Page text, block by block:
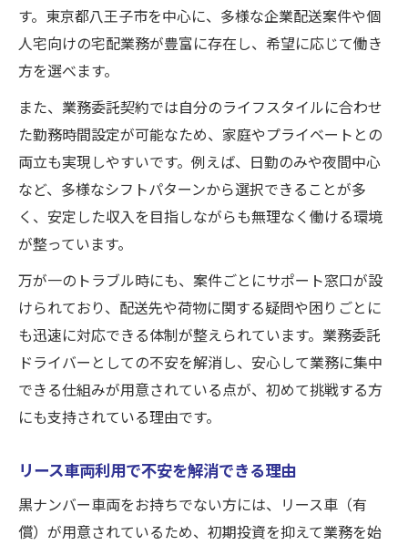
す。東京都八王子市を中心に、多様な企業配送案件や個
人宅向けの宅配業務が豊富に存在し、希望に応じて働き
方を選べます。
また、業務委託契約では自分のライフスタイルに合わせ
た勤務時間設定が可能なため、家庭やプライベートとの
両立も実現しやすいです。例えば、日勤のみや夜間中心
など、多様なシフトパターンから選択できることが多
く、安定した収入を目指しながらも無理なく働ける環境
が整っています。
万が一のトラブル時にも、案件ごとにサポート窓口が設
けられており、配送先や荷物に関する疑問や困りごとに
も迅速に対応できる体制が整えられています。業務委託
ドライバーとしての不安を解消し、安心して業務に集中
できる仕組みが用意されている点が、初めて挑戦する方
にも支持されている理由です。
リース車両利用で不安を解消できる理由
黒ナンバー車両をお持ちでない方には、リース車（有
償）が用意されているため、初期投資を抑えて業務を始